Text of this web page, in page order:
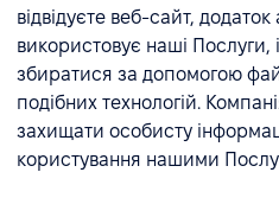
відвідуєте веб-сайт,
використовує наші
збиратися за допомогою
подібних технологій.
захищати особисту
користування нашими